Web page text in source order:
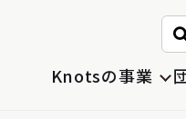
Knotsの事業